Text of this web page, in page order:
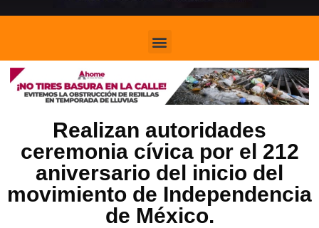
Realizan autoridades
ceremonia cívica por el 212
aniversario del inicio del
movimiento de Independencia
de México.